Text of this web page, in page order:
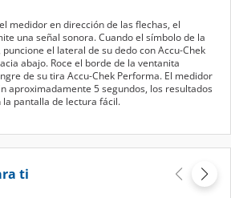
medidor en dirección de las flechas, el
una señal sonora. Cuando el símbolo de la
el lateral de su dedo con Accu-Chek
abajo. Roce el borde de la ventanita
de su tira Accu-Chek Performa. El medidor
aproximadamente 5 segundos, los resultados
pantalla de lectura fácil.
ti